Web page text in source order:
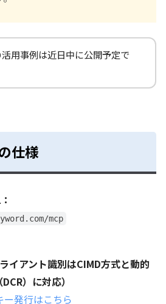
活用事例は近日中に公開予定で
仕様
mcp
イアント識別はCIMD方式と動的
）に対応）
ー発行はこちら